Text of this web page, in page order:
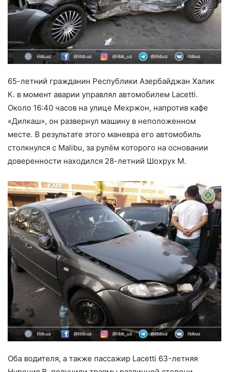
65-летний гражданин Республики Азербайджан Халик
К. в момент аварии управлял автомобилем Lacetti.
Около 16:40 часов на улице Мехржон, напротив кафе
«Дилкаш», он развернул машину в неположенном
месте. В результате этого маневра его автомобиль
столкнулся с Malibu, за рулём которого на основании
доверенности находился 28-летний Шохрух М.
Оба водителя, а также пассажир Lacetti 63-летняя